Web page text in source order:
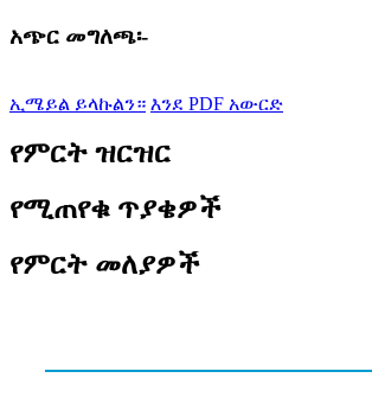
አጭር መግለጫ፡-
ኢሜይል ይላኩልን። እንደ PDF አውርድ
የምርት ዝርዝር
የሚጠየቁ ጥያቄዎች
የምርት መለያዎች